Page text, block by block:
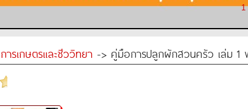
1
การเกษตรและชีววิทยา -> คู่มือการปลูกผักสวนครัว เล่ม 1